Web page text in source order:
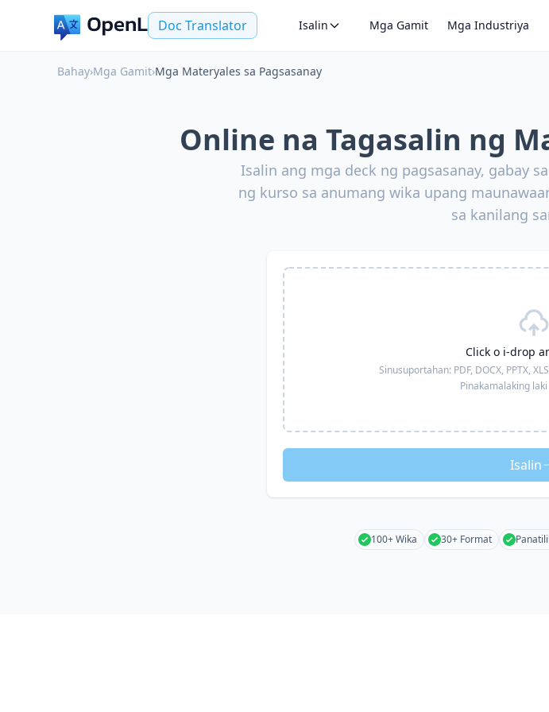
Doc Translator Isalin Mga Gamit Mga Industriya
Bahay›Mga Gamit›Mga Materyales sa Pagsasanay
Online na Tagasalin ng
Isalin ang mga deck ng pagsasanay, gabay
ng kurso sa anumang wika upang
sa kanilang
Click o i-drop
Sinusuportahan: PDF, DOCX, PPTX,
Pinakamalaking
Isalin
100+ Wika 30+ Format